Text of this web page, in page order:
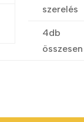
szerelés
4db
összesen